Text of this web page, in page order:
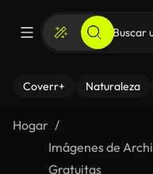
Coverr+ Naturaleza
Hogar
Imágenes de
Gratuitas